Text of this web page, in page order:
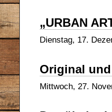
„URBAN
Dienstag, 17.
Original
Mittwoch, 27.